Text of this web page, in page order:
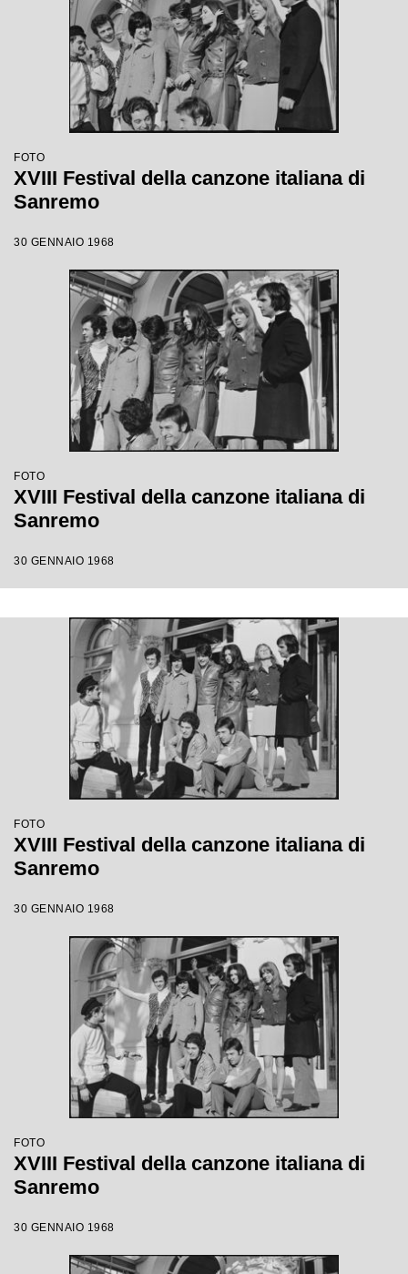
FOTO
XVIII Festival della canzone italiana di
Sanremo
30 GENNAIO 1968
FOTO
XVIII Festival della canzone italiana di
Sanremo
30 GENNAIO 1968
FOTO
XVIII Festival della canzone italiana di
Sanremo
30 GENNAIO 1968
FOTO
XVIII Festival della canzone italiana di
Sanremo
30 GENNAIO 1968